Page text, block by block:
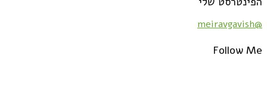
@meiravgavish
Follow Me